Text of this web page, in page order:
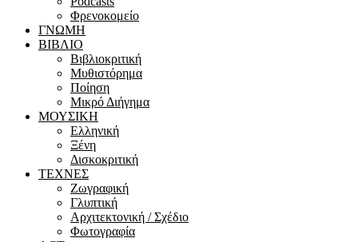
Φρενοκομείο
ΓΝΩΜΗ
ΒΙΒΛΙΟ
Βιβλιοκριτική
Μυθιστόρημα
Ποίηση
Μικρό Διήγημα
ΜΟΥΣΙΚΗ
Ελληνική
Ξένη
Δισκοκριτική
ΤΕΧΝΕΣ
Ζωγραφική
Γλυπτική
Αρχιτεκτονική / Σχέδιο
Φωτογραφία